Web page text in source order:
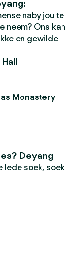
naby jou te
neem? Ons kan
en gewilde
Monastery
Deyang
lede soek, soek